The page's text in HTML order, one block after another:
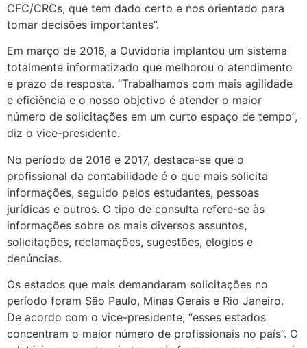
CFC/CRCs, que tem dado certo e nos orientado para
tomar decisões importantes”.
Em março de 2016, a Ouvidoria implantou um sistema
totalmente informatizado que melhorou o atendimento
e prazo de resposta. “Trabalhamos com mais agilidade
e eficiência e o nosso objetivo é atender o maior
número de solicitações em um curto espaço de tempo”,
diz o vice-presidente.
No período de 2016 e 2017, destaca-se que o
profissional da contabilidade é o que mais solicita
informações, seguido pelos estudantes, pessoas
jurídicas e outros. O tipo de consulta refere-se às
informações sobre os mais diversos assuntos,
solicitações, reclamações, sugestões, elogios e
denúncias.
Os estados que mais demandaram solicitações no
período foram São Paulo, Minas Gerais e Rio Janeiro.
De acordo com o vice-presidente, “esses estados
concentram o maior número de profissionais no país”. O